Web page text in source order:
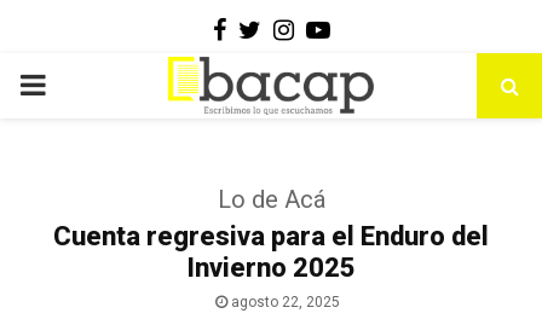
Facebook
Twitter
Instagram
Youtube
PRIMARY
Lo de Acá
Cuenta regresiva para el Enduro del
Invierno 2025
agosto 22, 2025